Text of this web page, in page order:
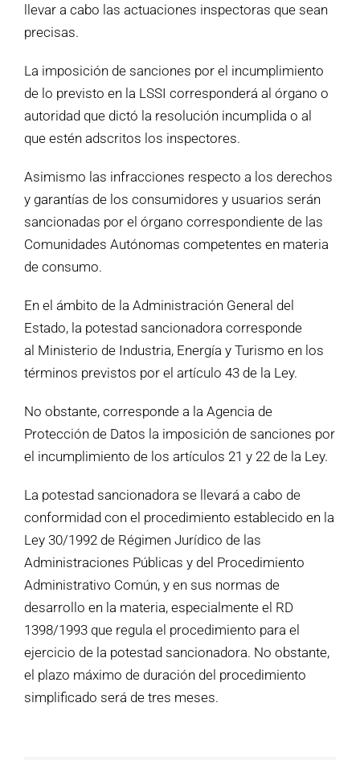
llevar a cabo las actuaciones inspectoras que sean
precisas.
La imposición de sanciones por el incumplimiento
de lo previsto en la LSSI corresponderá al órgano o
autoridad que dictó la resolución incumplida o al
que estén adscritos los inspectores.
Asimismo las infracciones respecto a los derechos
y garantías de los consumidores y usuarios serán
sancionadas por el órgano correspondiente de las
Comunidades Autónomas competentes en materia
de consumo.
En el ámbito de la Administración General del
Estado, la potestad sancionadora corresponde
al Ministerio de Industria, Energía y Turismo en los
términos previstos por el artículo 43 de la Ley.
No obstante, corresponde a la Agencia de
Protección de Datos la imposición de sanciones por
el incumplimiento de los artículos 21 y 22 de la Ley.
La potestad sancionadora se llevará a cabo de
conformidad con el procedimiento establecido en la
Ley 30/1992 de Régimen Jurídico de las
Administraciones Públicas y del Procedimiento
Administrativo Común, y en sus normas de
desarrollo en la materia, especialmente el RD
1398/1993 que regula el procedimiento para el
ejercicio de la potestad sancionadora. No obstante,
el plazo máximo de duración del procedimiento
simplificado será de tres meses.